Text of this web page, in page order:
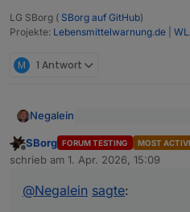
Apr 01 16:27:15
Apr 01 16:27:15
Apr 01 16:27:15
Apr 01 16:27:15
CGroup: /
Apr 01 16:29:22
LG SBorg ( SBorg auf GitHub)
Projekte: Lebensmittelwarnung.de
M 1 Antwort
Negalein
Alle betroffenen
werden
welche sind das
Offline
SBorg FORUM TESTING MOST
schrieb am 1. Apr. 2026, 15:09
zuletzt editiert von
@Negalein sagte: